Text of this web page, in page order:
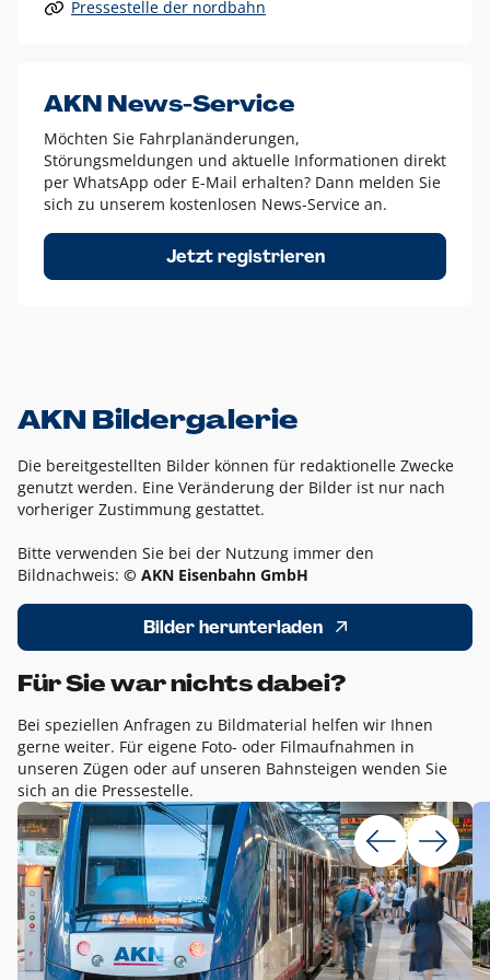
Alle anderen Logo-Varianten dürfen nur in Ausnahmefällen
Diese Ausnahmen sind zum Beispiel:
dem AKN Blau,
weißes Logo auf Fotohintergründen,
schwarzes Logo für reine Schwarz-Weiß-Umsetzungen
Um das Logo herum muss ein Schutzraum von jeweils einer
Höhe bzw. Breite des N aus AKN in alle Richtungen
Pressestelle der nordbahn
AKN News-Service
Möchten Sie Fahrplanänderungen,
Störungsmeldungen und aktuelle Informationen direkt
per WhatsApp oder E-Mail erhalten? Dann melden Sie
sich zu unserem kostenlosen News-Service an.
Jetzt registrieren
AKN Bildergalerie
Die bereitgestellten Bilder können für redaktionelle Zwecke
genutzt werden. Eine Veränderung der Bilder ist nur nach
vorheriger Zustimmung gestattet.
Bitte verwenden Sie bei der Nutzung immer den
Bildnachweis: © AKN Eisenbahn GmbH
Bilder herunterladen
Für Sie war nichts dabei?
Bei speziellen Anfragen zu Bildmaterial helfen wir Ihnen
gerne weiter. Für eigene Foto- oder Filmaufnahmen in
unseren Zügen oder auf unseren Bahnsteigen wenden Sie
sich an die Pressestelle.